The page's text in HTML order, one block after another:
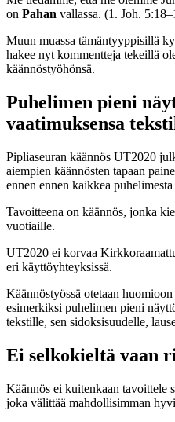
on Pahan vallassa. (1. Joh.
Muun muassa tämäntyyppisillä
hakee nyt kommentteja tekeillä
käännöstyöhönsä.
Puhelimen pieni
vaatimuksensa
Pipliaseuran käännös UT2020
aiempien käännösten tapaan
ennen ennen kaikkea
Tavoitteena on käännös, jonka
vuotiaille.
UT2020 ei korvaa
eri käyttöyhteyksissä.
Käännöstyössä otetaan
esimerkiksi puhelimen pieni
tekstille, sen sidoksisuudelle,
Ei selkokieltä vaan
Käännös ei kuitenkaan tavoittele
joka välittää mahdollisimman